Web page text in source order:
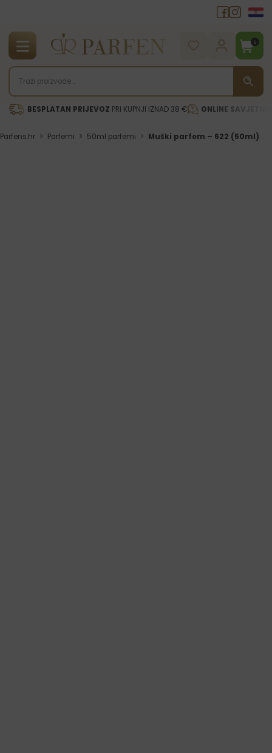
0
BESPLATAN PRIJEVOZ PRI KUPNJI IZNAD 38 € ONLINE
Parfens.hr > Parfemi > 50ml parfemi > Muški parfem – 622 (50ml)